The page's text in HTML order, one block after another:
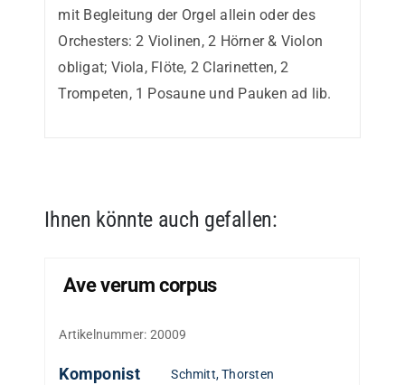
mit Begleitung der Orgel allein oder des
Orchesters: 2 Violinen, 2 Hörner & Violon
obligat; Viola, Flöte, 2 Clarinetten, 2
Trompeten, 1 Posaune und Pauken ad lib.
Ihnen könnte auch gefallen:
Ave verum corpus
Artikelnummer: 20009
Komponist Schmitt, Thorsten